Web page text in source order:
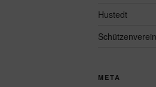
Hustedt
Schützenverein
META